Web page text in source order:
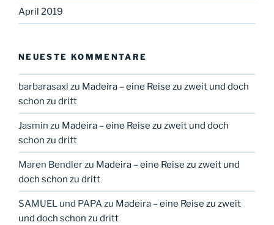
April 2019
NEUESTE KOMMENTARE
barbarasaxl zu Madeira – eine Reise zu zweit und doch
schon zu dritt
Jasmin zu Madeira – eine Reise zu zweit und doch
schon zu dritt
Maren Bendlerzu Madeira – eine Reise zu zweit und
doch schon zu dritt
SAMUEL und PAPAzu Madeira – eine Reise zu zweit
und doch schon zu dritt